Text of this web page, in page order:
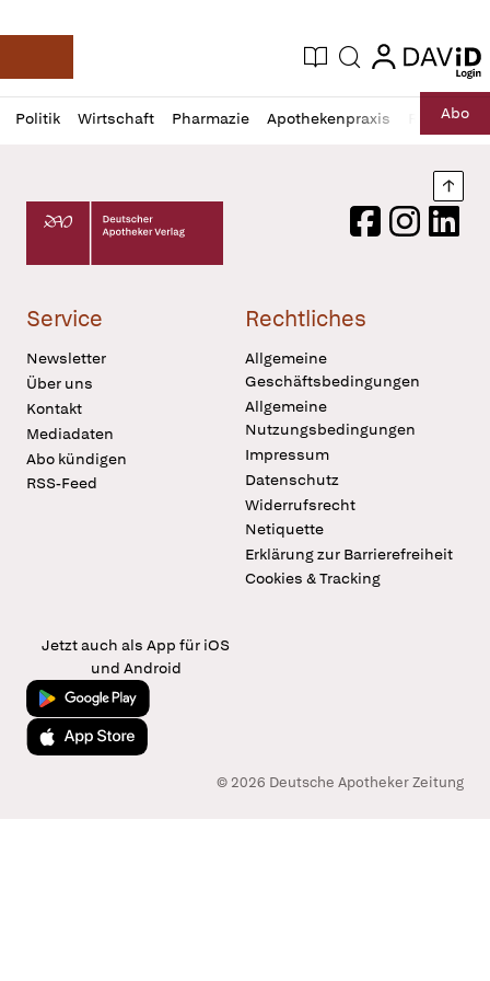
Deutsche Apotheker Zeitung
Aktuelle Ausgabe
Suche login
login
Politik Wirtschaft Pharmazie Apothekenpraxis RechtAbo
Profil
öffnen
Daz
Pur
Deutscher Apotheker Verlag Logo
FacebookInstagram
Service
Newsletter
Über uns
Kontakt
Mediadaten
Abo kündigen
RSS-Feed
Rechtliches
Allgemeine
Geschäftsbedingungen
Allgemeine
Nutzungsbedingungen
Impressum
Datenschutz
Widerrufsrecht
Netiquette
Erklärung zur Barrierefreiheit
Cookies & Tracking
Jetzt auch als App für iOS
und Android
Jetzt bei Google Play
Laden im App Store
© 2026 Deutsche Apotheker Zeitung